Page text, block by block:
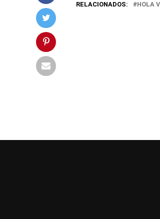
RELACIONADOS: HOLA